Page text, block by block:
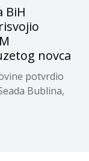
BiH
novca
potvrdio
Bublina,